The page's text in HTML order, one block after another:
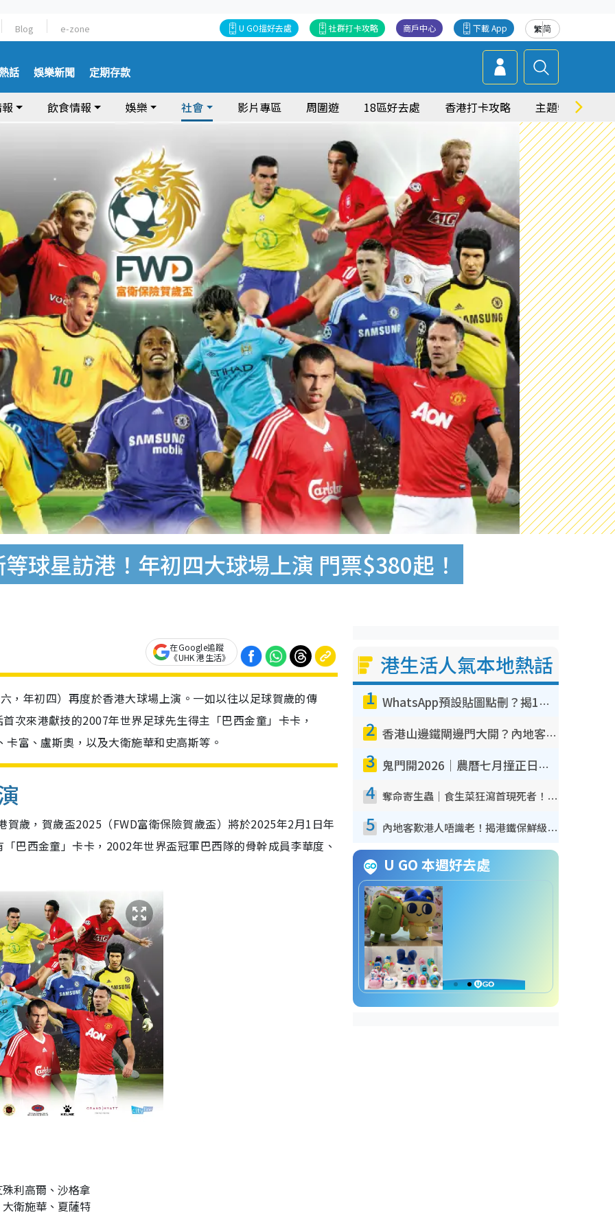
Blog e-zone 繁简
下載 App
商戶中心
社群打卡攻略
U GO搵好去處
話 娛樂新聞 定期存款
飲食情報 娛樂 社會 影片專區 周圍遊 18區好去處 香港打卡攻略 主題特集
球星訪港！年初四大球場上演 門票$380起！
在Google追蹤
《UHK 港生活》
，年初四）再度於香港大球場上演。一如以往以足球賀歲的傳
次來港獻技的2007年世界足球先生得主「巴西金童」卡卡，
富、盧斯奧，以及大衛施華和史高斯等。
歲，賀歲盃2025（FWD富衛保險賀歲盃）將於2025年2月1日年
巴西金童」卡卡，2002年世界盃冠軍巴西隊的骨幹成員李華度、
利高爾、沙格拿
衛施華、夏薩特
港生活人氣本地熱話
1 WhatsApp預設貼圖點刪？揭1招「反向操作」還原簡潔介面 附3步實測教學
2 香港山邊鐵閘邊門大開？內地客困惑意義何在！網民神回覆：呢種叫法理性防禦
3 鬼門開2026｜農曆七月撞正日全食特別邪？專家警告切忌做一事！揭4大禁忌+2招保平安
4 奪命寄生蟲｜食生菜狂瀉首現死者！疫潮惡化錄1.8萬宗病例 揭洗菜3大謬誤
5 內地客歎港人唔識老！揭港鐵保鮮級冷氣 港人求放過：咪投訴
U GO 本週好去處